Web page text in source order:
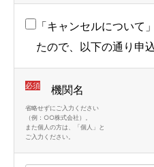
す。
「キャンセルについて
たので、以下の通り申
必須 機関名
省略せずにご入力ください
（例：○○株式会社）。
また個人の方は、「個人」と
ご入力ください。